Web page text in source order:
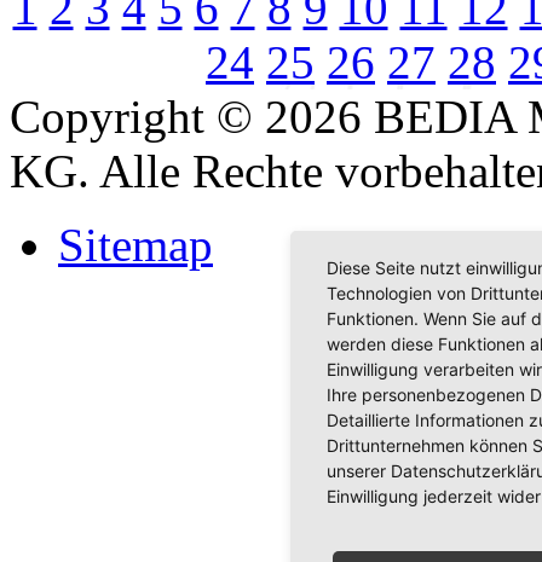
24 25 26 27 28
Copyright © 2026 BEDIA
KG. Alle Rechte
Sitemap
Diese Seite nutzt
Technologien von
Funktionen. Wenn Sie auf
werden diese Funktionen
Einwilligung verarbeiten
Ihre personenbezogenen
Detaillierte Informationen
Drittunternehmen können
unserer
Einwilligung jederzeit